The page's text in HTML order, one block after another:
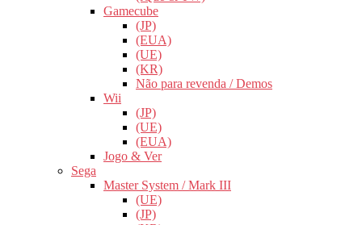
Gamecube
(JP)
(EUA)
(UE)
(KR)
Não para revenda / Demos
Wii
(JP)
(UE)
(EUA)
Jogo & Ver
Sega
Master System / Mark III
(UE)
(JP)